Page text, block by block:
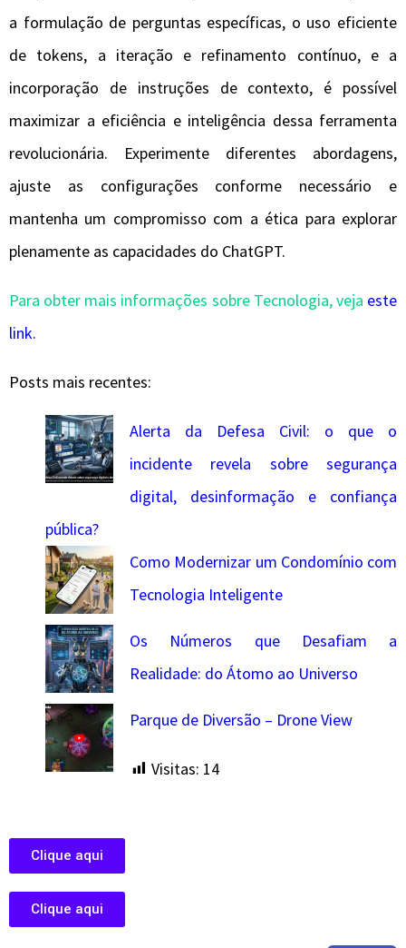
a formulação de perguntas específicas, o uso eficiente
de tokens, a iteração e refinamento contínuo, e a
incorporação de instruções de contexto, é possível
maximizar a eficiência e inteligência dessa ferramenta
revolucionária. Experimente diferentes abordagens,
ajuste as configurações conforme necessário e
mantenha um compromisso com a ética para explorar
plenamente as capacidades do ChatGPT.
Para obter mais informações sobre Tecnologia, veja este
link.
Posts mais recentes:
Alerta da Defesa Civil: o que o
incidente revela sobre segurança
digital, desinformação e confiança
pública?
Como Modernizar um Condomínio com
Tecnologia Inteligente
Os Números que Desafiam a
Realidade: do Átomo ao Universo
Parque de Diversão – Drone View
Visitas: 14
Clique aqui
Clique aqui